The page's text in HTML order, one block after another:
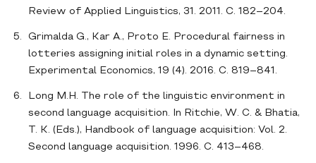
Review of Applied Linguistics, 31. 2011. С. 182–204.
Grimalda G., Kar A., Proto E. Procedural fairness in
lotteries assigning initial roles in a dynamic setting.
Experimental Economics, 19 (4). 2016. С. 819–841.
Long M.H. The role of the linguistic environment in
second language acquisition. In Ritchie, W. C. & Bhatia,
T. K. (Eds.), Handbook of language acquisition: Vol. 2.
Second language acquisition. 1996. С. 413–468.